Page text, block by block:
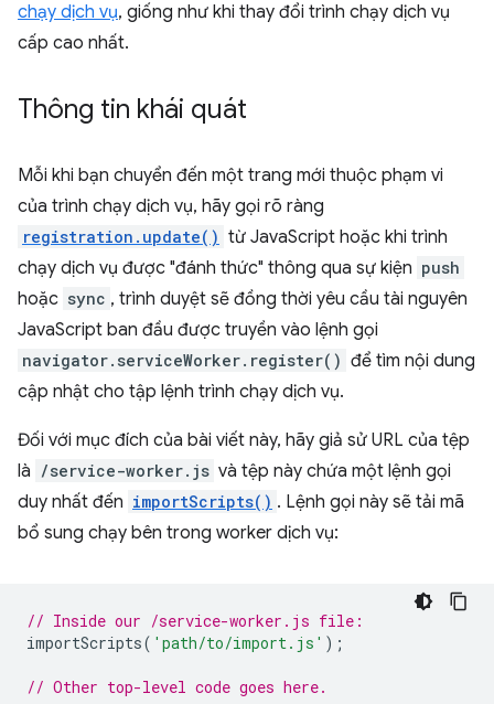
chạy dịch vụ, giống như khi thay đổi trình chạy dịch vụ
cấp cao nhất.
Thông tin khái quát
Mỗi khi bạn chuyển đến một trang mới thuộc phạm vi
của trình chạy dịch vụ, hãy gọi rõ ràng
registration.update() từ JavaScript hoặc khi trình
chạy dịch vụ được "đánh thức" thông qua sự kiện push
hoặc sync , trình duyệt sẽ đồng thời yêu cầu tài nguyên
JavaScript ban đầu được truyền vào lệnh gọi
navigator.serviceWorker.register() để tìm nội dung
cập nhật cho tập lệnh trình chạy dịch vụ.
Đối với mục đích của bài viết này, hãy giả sử URL của tệp
là /service-worker.js và tệp này chứa một lệnh gọi
duy nhất đến importScripts() . Lệnh gọi này sẽ tải mã
bổ sung chạy bên trong worker dịch vụ:
// Inside our /service-worker.js file:
importScripts( 'path/to/import.js' );
// Other top-level code goes here.